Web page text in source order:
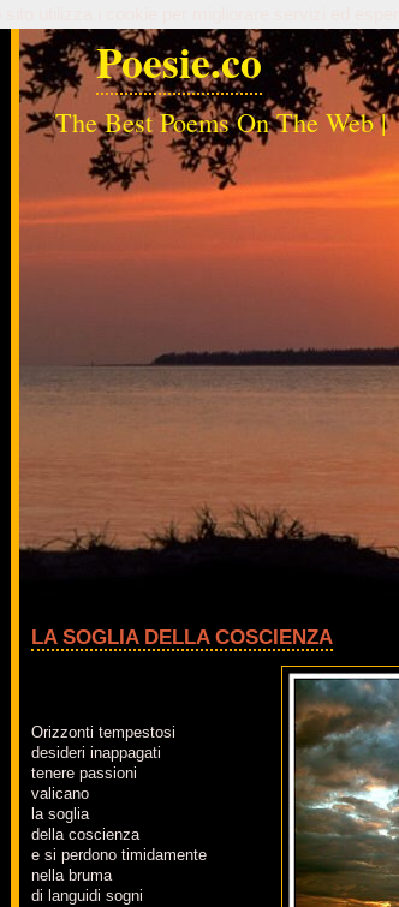
Poesie.co
The Best Poems On The Web |
LA SOGLIA DELLA COSCIENZA
Orizzonti tempestosi
desideri inappagati
tenere passioni
valicano
la soglia
della coscienza
e si perdono timidamente
nella bruma
di languidi sogni